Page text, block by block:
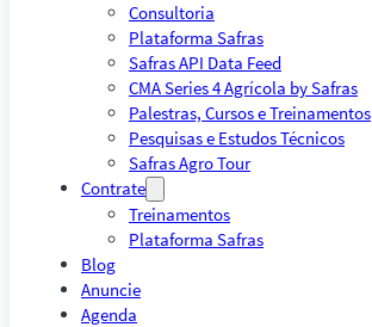
Consultoria
Plataforma Safras
Safras API Data Feed
CMA Series 4 Agrícola by Safras
Palestras, Cursos e Treinamentos
Pesquisas e Estudos Técnicos
Safras Agro Tour
Contrate
Treinamentos
Plataforma Safras
Blog
Anuncie
Agenda